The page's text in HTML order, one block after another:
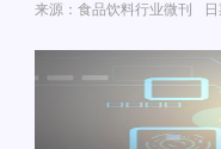
来源：食品饮料行业微刊